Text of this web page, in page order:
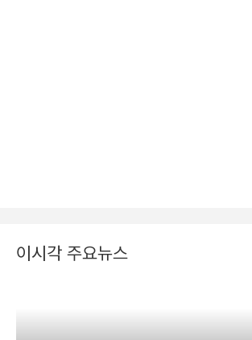
이시각 주요뉴스